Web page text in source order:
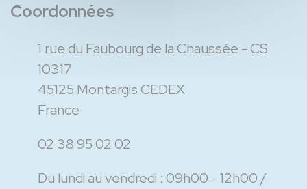
Coordonnées
1 rue du Faubourg de la Chaussée - CS
10317
45125 Montargis CEDEX
France
02 38 95 02 02
Du lundi au vendredi : 09h00 - 12h00